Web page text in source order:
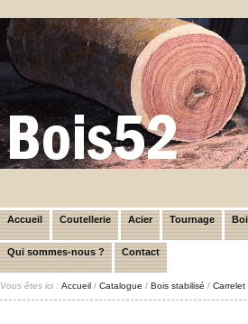
Accueil Coutellerie Acier Tournage
Qui sommes-nous ? Contact
Vous êtes ici : Accueil / Catalogue / Bois stabilisé / Carrelet